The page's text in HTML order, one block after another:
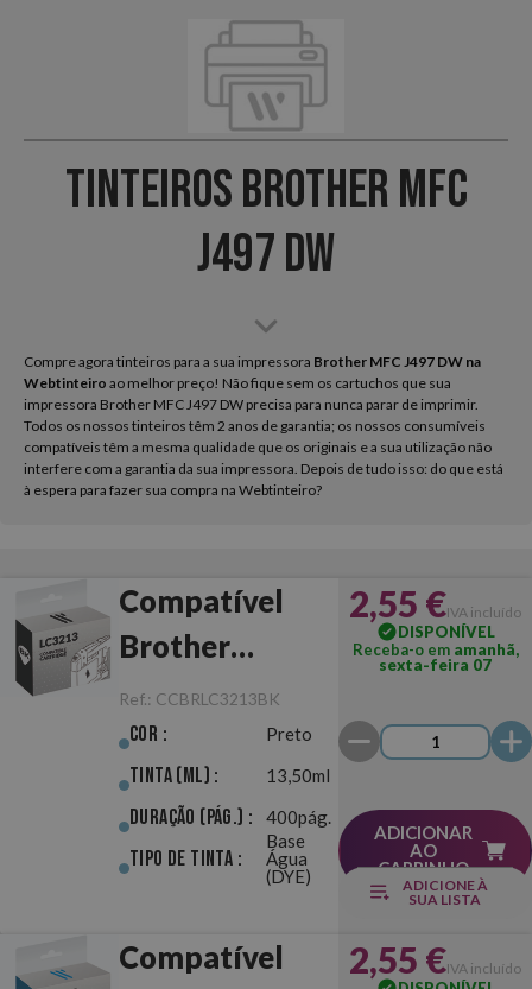
Tinteiros Brother MFC
J497 DW
Compre agora tinteiros para a sua impressora Brother MFC J497 DW na
Webtinteiro ao melhor preço! Não fique sem os cartuchos que sua
impressora Brother MFC J497 DW precisa para nunca parar de imprimir.
Todos os nossos tinteiros têm 2 anos de garantia; os nossos consumíveis
compatíveis têm a mesma qualidade que os originais e a sua utilização não
interfere com a garantia da sua impressora. Depois de tudo isso: do que está
à espera para fazer sua compra na Webtinteiro?
Compatível
Brother
LC3213 Preto
Ref.: CCBRLC3213BK
Cor : Preto
Tinta (ml) : 13,50ml
Duração (pág.) : 400pág.
Tipo de Tinta :
Base
Água
(DYE)
2,55 €IVA incluído
DISPONÍVEL
Receba-o em amanhã,
sexta-feira 07
ADICIONAR
AO
CARRINHO
ADICIONE À
SUA LISTA
Compatível
2,55 €IVA incluído